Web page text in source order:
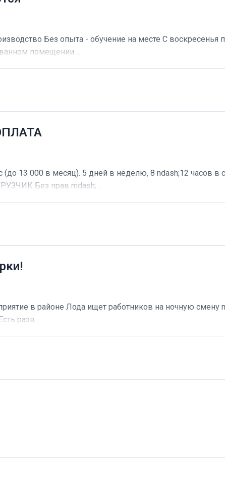
Без опыта - обучение на месте С воскресенья
помещении ...
13 000 в месяц). 5 дней в неделю, 8 ndash;12 часов в
Без прав mdash; ...
в районе Лода ищет работников на ночную смену
разв...